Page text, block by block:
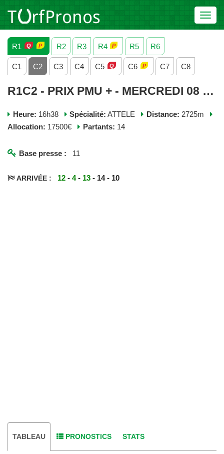
R1
R2 R3 R4 R5 R6
C1 C2 C3 C4 C5 C6 C7 C8
R1C2 - PRIX PMU + - MERCREDI 08 JUILLET 2026
Heure: 16h38 Spécialité: ATTELE Distance: 2725m
Allocation: 17500€ Partants: 14
Base presse : 11
ARRIVÉE : 12 -4- 13 - 14 - 10
TABLEAU PRONOSTICS STATS